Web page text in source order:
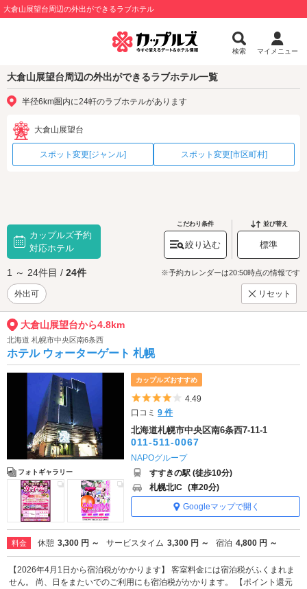
大倉山展望台周辺の外出ができるラブホテル
検索 マイメニュー
大倉山展望台周辺の外出ができるラブホテル一覧
半径6km圏内に24軒のラブホテルがあります
大倉山展望台
スポット変更[ジャンル] スポット変更[市区町村]
カップルズ予約
対応ホテル
こだわり条件
絞り込む
並び替え
標準
1 ～ 24件目 / 24件 ※予約カレンダーは20:50時点の情報です
外出可 リセット
大倉山展望台から4.8km
北海道 札幌市中央区南6条西
ホテル ウォーターゲート 札幌
フォトギャラリー
カップルズおすすめ
5つ星のうち4
4.49
口コミ9 件
北海道札幌市中央区南6条西7-11-1
011-511-0067
NAPOグループ
すすきの駅 (徒歩10分)
札幌北IC (車20分)
Googleマップで開く
料金 休憩 3,300 円 ～ サービスタイム 3,300 円 ～ 宿泊 4,800 円 ～
【2026年4月1日から宿泊税がかかります】 客室料金には宿泊税がふくまれま
せん。 尚、日をまたいでのご利用にも宿泊税がかかります。 【ポイント還元